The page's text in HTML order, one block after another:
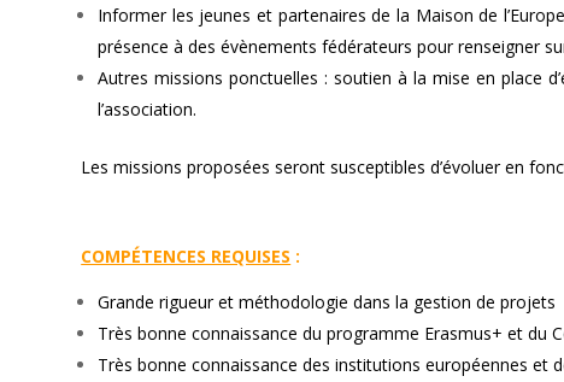
Informer les jeunes et partenaires de la Maison de
présence à des évènements fédérateurs pour renseigner
Autres missions ponctuelles : soutien à la mise en place
l’association.
Les missions proposées seront susceptibles d’évoluer en
COMPÉTENCES REQUISES :
Grande rigueur et méthodologie dans la gestion de projets
Très bonne connaissance du programme Erasmus+ et du
Très bonne connaissance des institutions européennes et